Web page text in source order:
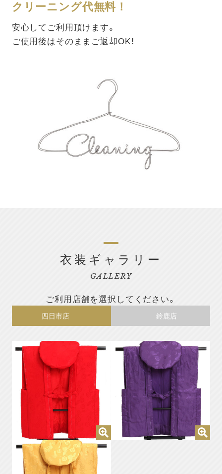
クリーニング代無料！
安心してご利用頂けます。
ご使用後はそのままご返却OK！
衣装ギャラリー
GALLERY
ご利用店舗を選択してください。
四日市店 鈴鹿店